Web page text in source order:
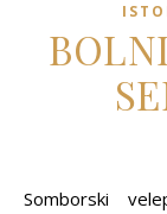
Somborski veleposednik Ištvan Semze (1840-1915),